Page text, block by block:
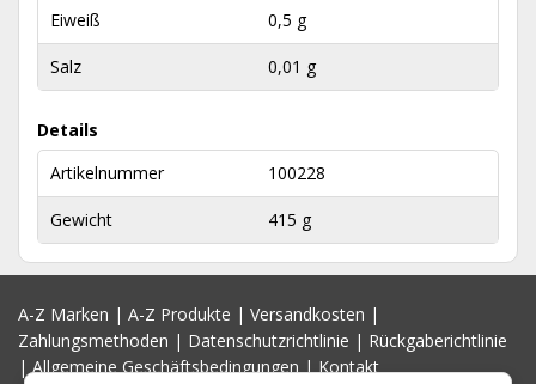
Eiweiß 0,5 g
Salz 0,01 g
Details
Artikelnummer
100228
Gewicht 415 g
A-Z Marken | A-Z Produkte | Versandkosten |
Zahlungsmethoden | Datenschutzrichtlinie | Rückgaberichtlinie
|Allgemeine Geschäftsbedingungen|Kontakt